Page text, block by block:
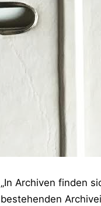
„In Archiven finden
bestehenden